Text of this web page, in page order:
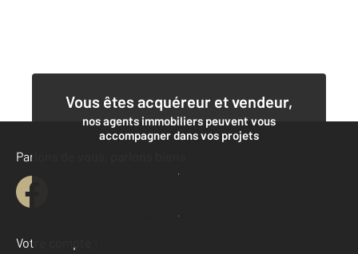
Vous êtes acquéreur et vendeur,
nos agents immobiliers peuvent vous
accompagner dans vos projets
Contacter l'agence
Demander une estimation
Parlons de vous, parlons biens
Votre compte :